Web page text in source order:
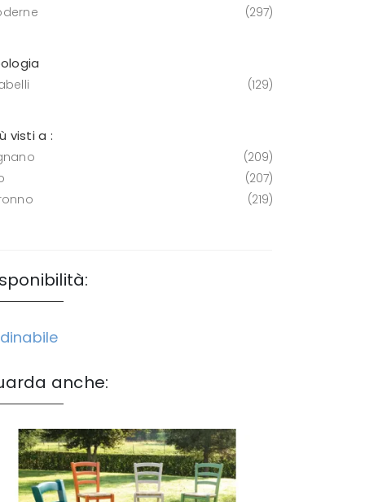
297
129
visti a :
209
207
219
anche: